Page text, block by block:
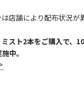
店舗により配布状況が
スト2本をご購入で、
中。